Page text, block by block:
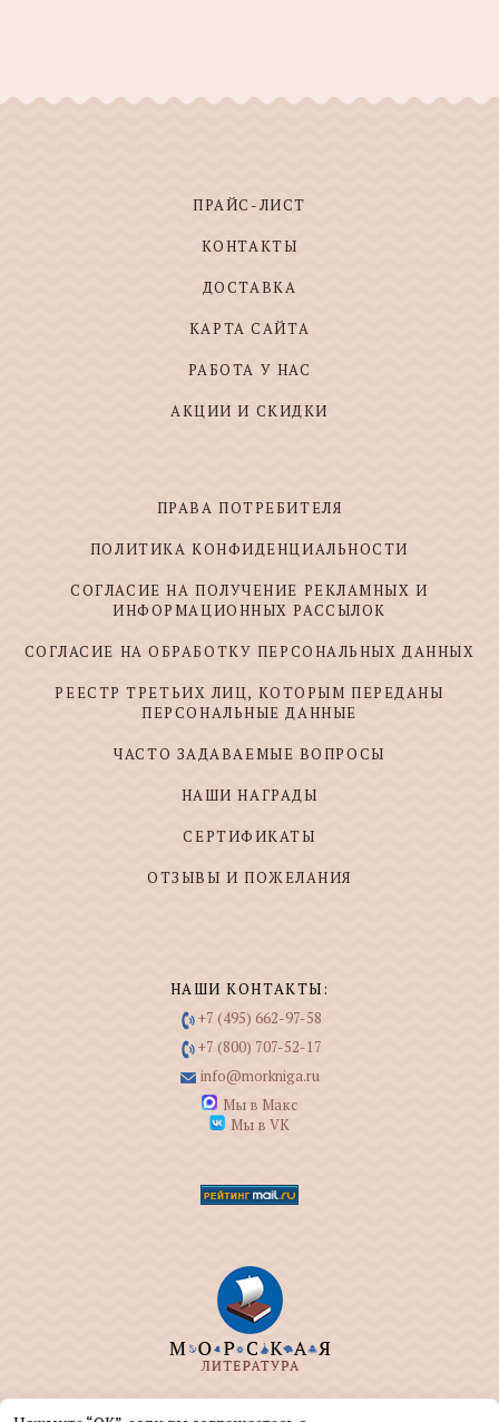
ПРАЙС-ЛИСТ
КОНТАКТЫ
ДОСТАВКА
КАРТА САЙТА
РАБОТА У НАС
АКЦИИ И СКИДКИ
ПРАВА ПОТРЕБИТЕЛЯ
ПОЛИТИКА КОНФИДЕНЦИАЛЬНОСТИ
СОГЛАСИЕ НА ПОЛУЧЕНИЕ РЕКЛАМНЫХ И
ИНФОРМАЦИОННЫХ РАССЫЛОК
СОГЛАСИЕ НА ОБРАБОТКУ ПЕРСОНАЛЬНЫХ ДАННЫХ
РЕЕСТР ТРЕТЬИХ ЛИЦ, КОТОРЫМ ПЕРЕДАНЫ
ПЕРСОНАЛЬНЫЕ ДАННЫЕ
ЧАСТО ЗАДАВАЕМЫЕ ВОПРОСЫ
НАШИ НАГРАДЫ
СЕРТИФИКАТЫ
ОТЗЫВЫ И ПОЖЕЛАНИЯ
НАШИ КОНТАКТЫ:
+7 (495) 662-97-58
+7 (800) 707-52-17
info@morkniga.ru
Мы в Макс
Мы в VK
ООО "МОРКНИГА" занимается изданием и